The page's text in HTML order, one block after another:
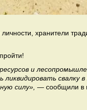
хранители
и
ликвидировать свалку
силу», — сообщили в